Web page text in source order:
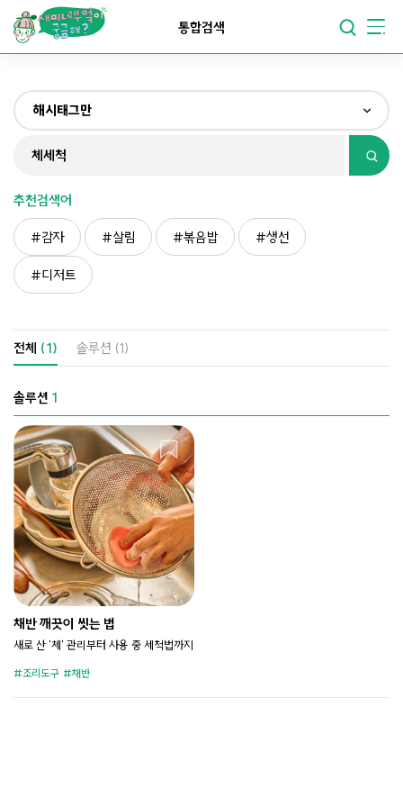
맛있어지는부엌
요리가쉬워지는부엌
통합검색
해시태그만
전체
재료만
해시태그만
추천검색어
감자 살림 볶음밥 생선
디저트
전체 (1) 솔루션 (1)
솔루션 1
채반 깨끗이 씻는 법
새로 산 '체' 관리부터 사용 중 세척법까지
조리도구 채반